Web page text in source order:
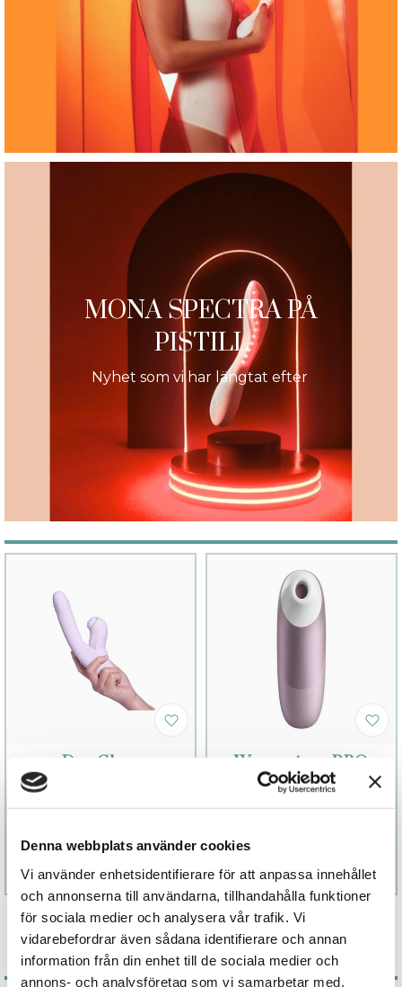
Denna webbplats använder cookies
Vi använder enhetsidentifierare för att anpassa innehållet
och annonserna till användarna, tillhandahålla funktioner
för sociala medier och analysera vår trafik. Vi
vidarebefordrar även sådana identifierare och annan
information från din enhet till de sociala medier och
annons- och analysföretag som vi samarbetar med.
MONA SPECTRA PÅ
PISTILL
Nyhet som vi har längtat efter
DuoGlow
1 199 kr
Köp
Läs mer
Womanizer PRO
Lila
799 kr
Finns fler alternativ
Köp
Läs mer